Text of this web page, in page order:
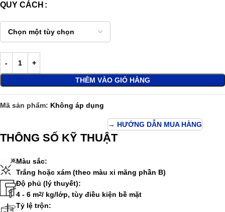
QUY CÁCH
THÊM VÀO GIỎ HÀNG
Mã sản phẩm: Không áp dụng
→ HƯỚNG DẪN MUA HÀNG
THÔNG SỐ KỸ THUẬT
Màu sắc:
Trắng hoặc xám (theo màu xi măng phần B)
Độ phủ (lý thuyết):
4 - 6 m2/ kg/lớp, tùy điều kiện bề mặt
Tỷ lệ trộn: